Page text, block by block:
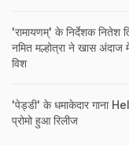
'रामायणम्' के निर्देशक नितेश
नमित मल्होत्रा ने खास अंदाज
विश
'पेड्डी' के धमाकेदार गाना
प्रोमो हुआ रिलीज